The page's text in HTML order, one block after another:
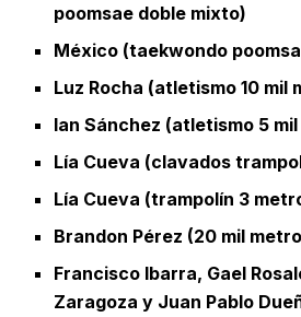
poomsae doble mixto)
México (taekwondo
Luz Rocha (atletismo 10 mil
Ian Sánchez (atletismo 5
Lía Cueva (clavados
Lía Cueva (trampolín 3
Brandon Pérez (20 mil
Francisco Ibarra, Gael
Zaragoza y Juan Pablo